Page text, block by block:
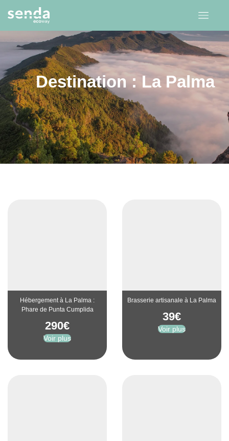
Hébergement à La Palma :
Phare de Punta Cumplida
290€
Voir plus
Brasserie artisanale à La Palma
39€
Voir plus
Destination : La Palma